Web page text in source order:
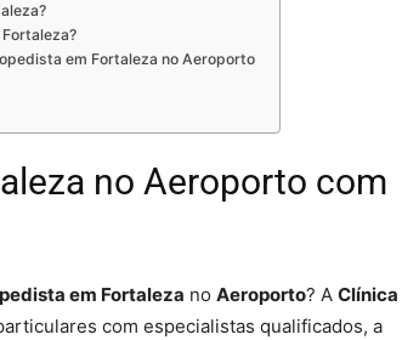
em Fortaleza no Aeroporto
no Aeroporto com
em Fortaleza no Aeroporto? A Clínica
com especialistas qualificados, a